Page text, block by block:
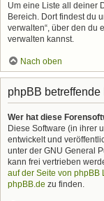
Um eine Liste all deiner
Bereich. Dort findest du
verwalten“, über den du
verwalten kannst.
Nach oben
phpBB betreffende
Wer hat diese
Diese Software (in ihrer
entwickelt und
unter der GNU General
kann frei vertrieben
auf der Seite von phpBB
phpBB.de zu finden.